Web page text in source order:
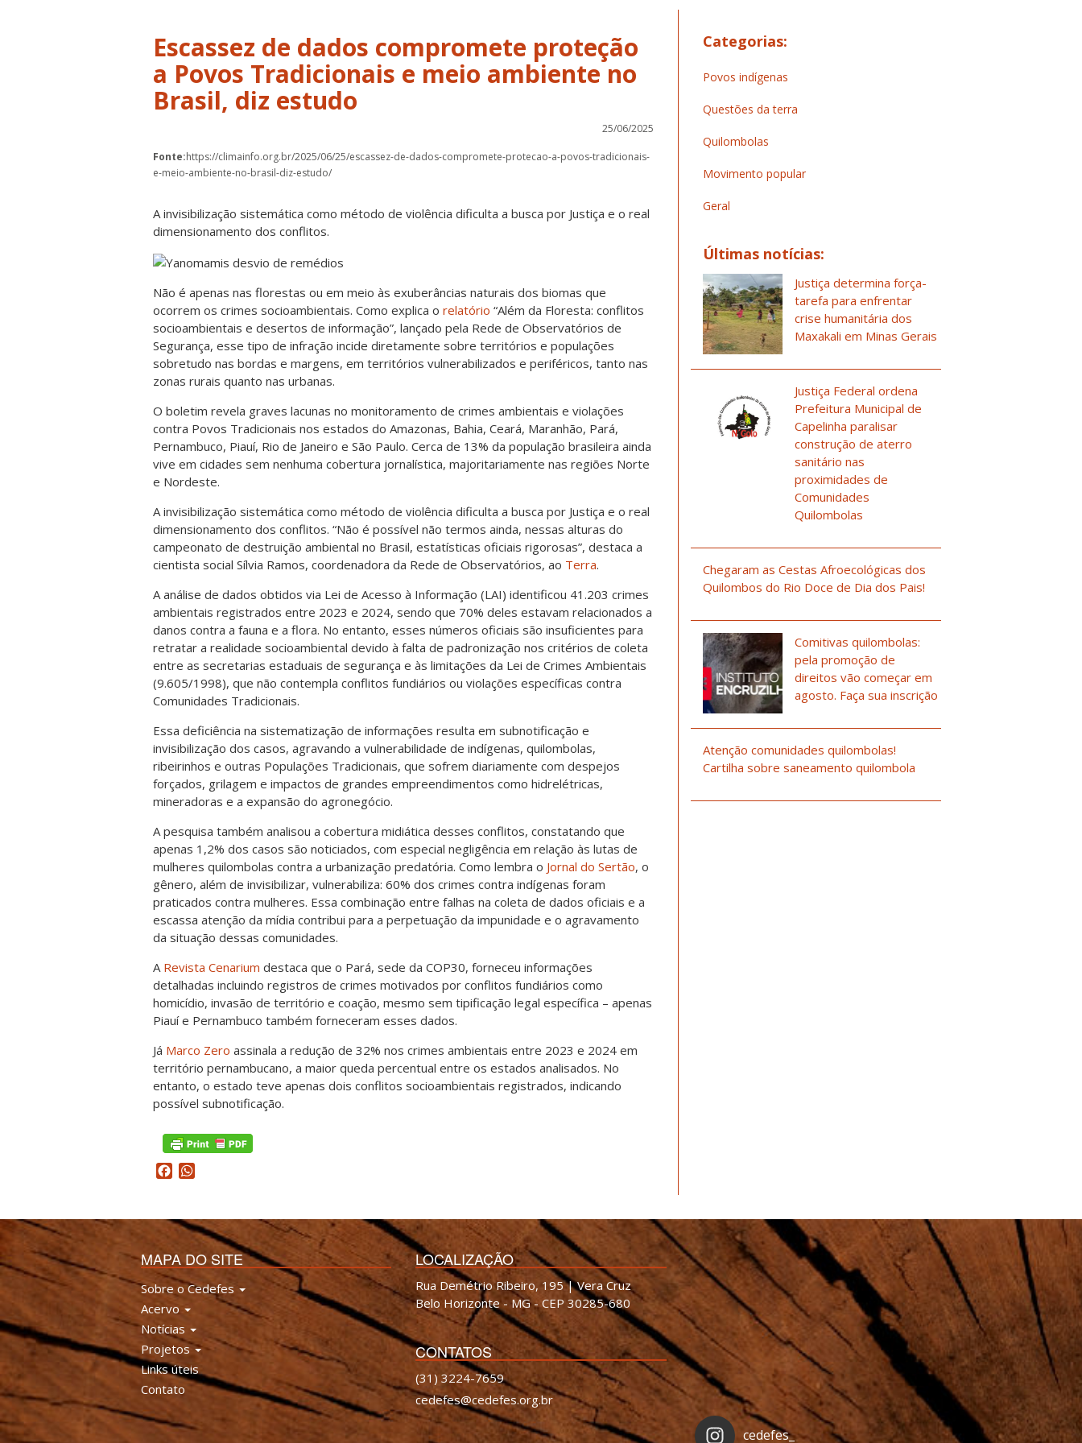
Escassez de dados compromete proteção
a Povos Tradicionais e meio ambiente no
Brasil, diz estudo
25/06/2025
Fonte:https://climainfo.org.br/2025/06/25/escassez-de-dados-compromete-protecao-a-povos-tradicionais-
e-meio-ambiente-no-brasil-diz-estudo/
A invisibilização sistemática como método de violência dificulta a busca por Justiça e o real
dimensionamento dos conflitos.
Não é apenas nas florestas ou em meio às exuberâncias naturais dos biomas que
ocorrem os crimes socioambientais. Como explica o relatório “Além da Floresta: conflitos
socioambientais e desertos de informação”, lançado pela Rede de Observatórios de
Segurança, esse tipo de infração incide diretamente sobre territórios e populações
sobretudo nas bordas e margens, em territórios vulnerabilizados e periféricos, tanto nas
zonas rurais quanto nas urbanas.
O boletim revela graves lacunas no monitoramento de crimes ambientais e violações
contra Povos Tradicionais nos estados do Amazonas, Bahia, Ceará, Maranhão, Pará,
Pernambuco, Piauí, Rio de Janeiro e São Paulo. Cerca de 13% da população brasileira ainda
vive em cidades sem nenhuma cobertura jornalística, majoritariamente nas regiões Norte
e Nordeste.
A invisibilização sistemática como método de violência dificulta a busca por Justiça e o real
dimensionamento dos conflitos. “Não é possível não termos ainda, nessas alturas do
campeonato de destruição ambiental no Brasil, estatísticas oficiais rigorosas”, destaca a
cientista social Sílvia Ramos, coordenadora da Rede de Observatórios, ao Terra.
A análise de dados obtidos via Lei de Acesso à Informação (LAI) identificou 41.203 crimes
ambientais registrados entre 2023 e 2024, sendo que 70% deles estavam relacionados a
danos contra a fauna e a flora. No entanto, esses números oficiais são insuficientes para
retratar a realidade socioambiental devido à falta de padronização nos critérios de coleta
entre as secretarias estaduais de segurança e às limitações da Lei de Crimes Ambientais
(9.605/1998), que não contempla conflitos fundiários ou violações específicas contra
Comunidades Tradicionais.
Essa deficiência na sistematização de informações resulta em subnotificação e
invisibilização dos casos, agravando a vulnerabilidade de indígenas, quilombolas,
ribeirinhos e outras Populações Tradicionais, que sofrem diariamente com despejos
forçados, grilagem e impactos de grandes empreendimentos como hidrelétricas,
mineradoras e a expansão do agronegócio.
A pesquisa também analisou a cobertura midiática desses conflitos, constatando que
apenas 1,2% dos casos são noticiados, com especial negligência em relação às lutas de
mulheres quilombolas contra a urbanização predatória. Como lembra o Jornal do Sertão, o
gênero, além de invisibilizar, vulnerabiliza: 60% dos crimes contra indígenas foram
praticados contra mulheres. Essa combinação entre falhas na coleta de dados oficiais e a
escassa atenção da mídia contribui para a perpetuação da impunidade e o agravamento
da situação dessas comunidades.
A Revista Cenarium destaca que o Pará, sede da COP30, forneceu informações
detalhadas incluindo registros de crimes motivados por conflitos fundiários como
homicídio, invasão de território e coação, mesmo sem tipificação legal específica – apenas
Piauí e Pernambuco também forneceram esses dados.
Já Marco Zero assinala a redução de 32% nos crimes ambientais entre 2023 e 2024 em
território pernambucano, a maior queda percentual entre os estados analisados. No
entanto, o estado teve apenas dois conflitos socioambientais registrados, indicando
possível subnotificação.
Facebook
Categorias:
Povos indígenas
Questões da terra
Quilombolas
Movimento popular
Geral
Últimas notícias:
Justiça determina força-
tarefa para enfrentar
crise humanitária dos
Maxakali em Minas Gerais
Justiça Federal ordena
Prefeitura Municipal de
Capelinha paralisar
construção de aterro
sanitário nas
proximidades de
Comunidades
Quilombolas
Chegaram as Cestas Afroecológicas dos
Quilombos do Rio Doce de Dia dos Pais!
Comitivas quilombolas:
pela promoção de
direitos vão começar em
agosto. Faça sua inscrição
Atenção comunidades quilombolas!
Cartilha sobre saneamento quilombola
MAPA DO SITE
Sobre o Cedefes
Acervo
Notícias
Projetos
Links úteis
Contato
LOCALIZAÇÃO
Rua Demétrio Ribeiro, 195 | Vera Cruz
Belo Horizonte - MG - CEP 30285-680
CONTATOS
(31) 3224-7659
cedefes@cedefes.org.br
cedefes_